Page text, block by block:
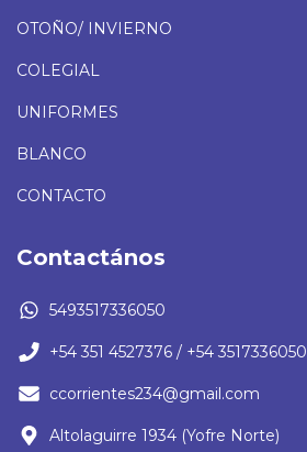
OTOÑO/ INVIERNO
COLEGIAL
UNIFORMES
BLANCO
CONTACTO
Contactános
5493517336050
+54 351 4527376 / +54 3517336050
ccorrientes234@gmail.com
Altolaguirre 1934 (Yofre Norte)